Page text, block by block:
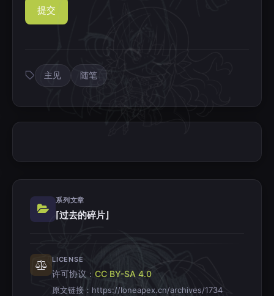
主见 随笔
系列文章
⌈过去的碎片⌋
LICENSE
许可协议： CC BY-SA 4.0
原文链接： https://loneapex.cn/archives/1734